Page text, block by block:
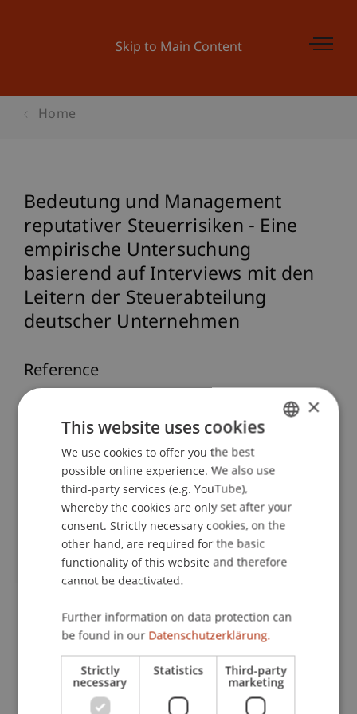
Skip to Main Content
Home
Bedeutung und Management
reputativer Steuerrisiken - Eine
empirische Untersuchung
basierend auf Interviews mit den
Leitern der Steuerabteilung
deutscher Unternehmen
Reference
Hardeck, I., & Langhein, N. (2013). Bedeutung und
Management reputativer Steuerrisiken - Eine
empirische Untersuchung basierend auf
Interviews mit den Leitern der Steuerabteilung
deutscher Unternehmen.Die Wirtschaftsprüfung
(WPg)(17), 859-870.
Publication Type
Staff Members
Prof. Dr. Inga Hardeck
ENGLISH
×
This website uses cookies
We use cookies to offer you the best
possible online experience. We also use
third-party services (e.g. YouTube),
whereby the cookies are only set after your
consent. Strictly necessary cookies, on the
other hand, are required for the basic
functionality of this website and therefore
cannot be deactivated.
Further information on data protection can
be found in our Datenschutzerklärung.
Strictly
necessary
Statistics Third-party
marketing